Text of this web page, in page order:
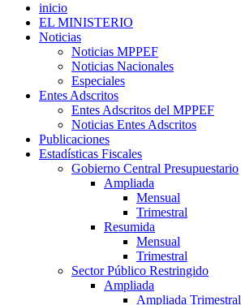
inicio
EL MINISTERIO
Noticias
Noticias MPPEF
Noticias Nacionales
Especiales
Entes Adscritos
Entes Adscritos del MPPEF
Noticias Entes Adscritos
Publicaciones
Estadísticas Fiscales
Gobierno Central Presupuestario
Ampliada
Mensual
Trimestral
Resumida
Mensual
Trimestral
Sector Público Restringido
Ampliada
Ampliada Trimestral